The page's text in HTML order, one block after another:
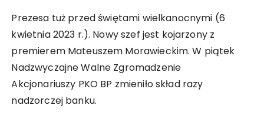
Prezesa tuż przed świętami wielkanocnymi (6
kwietnia 2023 r.). Nowy szef jest kojarzony z
premierem Mateuszem Morawieckim. W piątek
Nadzwyczajne Walne Zgromadzenie
Akcjonariuszy PKO BP zmieniło skład razy
nadzorczej banku.